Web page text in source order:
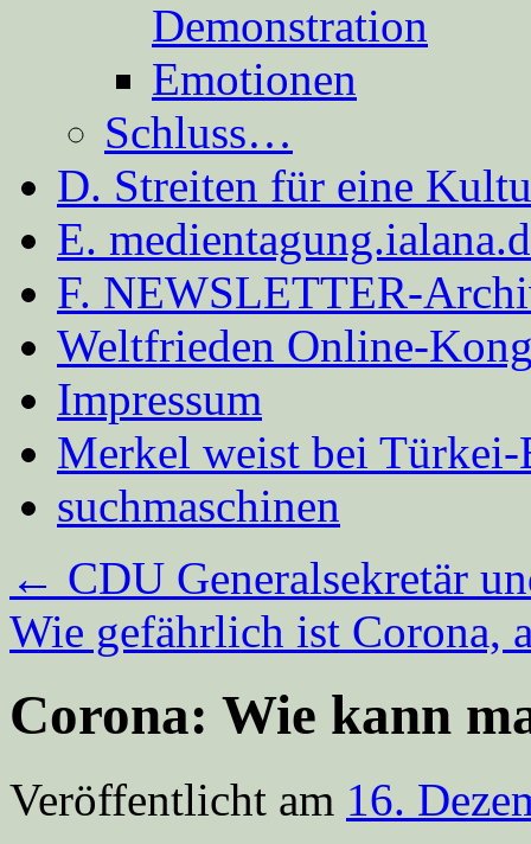
Demonstration
Emotionen
Schluss…
D. Streiten für eine
E.
F. NEWSLETTER-
Weltfrieden Online-
Impressum
Merkel weist bei
suchmaschinen
← CDU Generalsekretär
Wie gefährlich ist Corona,
Corona: Wie kann
Veröffentlicht am 16.